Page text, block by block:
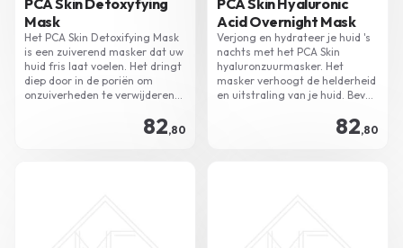
PCA Skin Detoxyfying
Mask
Het PCA Skin Detoxifying Mask
is een zuiverend masker dat uw
huid fris laat voelen. Het dringt
diep door in de poriën om
onzuiverheden te verwijderen
82,80
PCA Skin Hyaluronic
Acid Overnight Mask
Verjong en hydrateer je huid 's
nachts met het PCA Skin
hyaluronzuurmasker. Het
masker verhoogt de helderheid
en uitstraling van je huid. Bevat
diepe, rustgevende slaap.82,80